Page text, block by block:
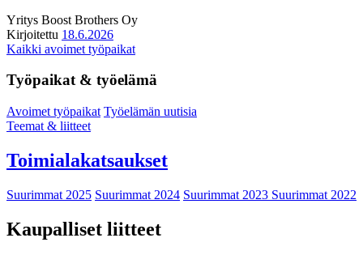
Yritys Boost Brothers Oy
Kirjoitettu 18.6.2026
Kaikki avoimet työpaikat
Työpaikat & työelämä
Avoimet työpaikat Työelämän uutisia
Teemat & liitteet
Toimialakatsaukset
Suurimmat 2025 Suurimmat 2024 Suurimmat 2023 Suurimmat 2022
Kaupalliset liitteet